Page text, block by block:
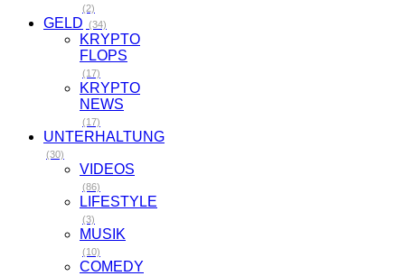
(2)
GELD (34)
KRYPTO
FLOPS
(17)
KRYPTO
NEWS
(17)
UNTERHALTUNG
(30)
VIDEOS
(86)
LIFESTYLE
(3)
MUSIK
(10)
COMEDY